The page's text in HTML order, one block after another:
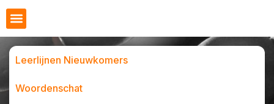
Leerlijnen Nieuwkomers
Woordenschat